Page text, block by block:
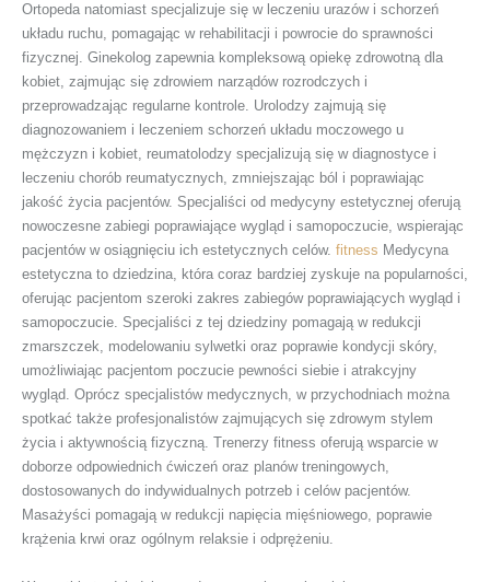
Ortopeda natomiast specjalizuje się w leczeniu urazów i schorzeń
układu ruchu, pomagając w rehabilitacji i powrocie do sprawności
fizycznej. Ginekolog zapewnia kompleksową opiekę zdrowotną dla
kobiet, zajmując się zdrowiem narządów rozrodczych i
przeprowadzając regularne kontrole. Urolodzy zajmują się
diagnozowaniem i leczeniem schorzeń układu moczowego u
mężczyzn i kobiet, reumatolodzy specjalizują się w diagnostyce i
leczeniu chorób reumatycznych, zmniejszając ból i poprawiając
jakość życia pacjentów. Specjaliści od medycyny estetycznej oferują
nowoczesne zabiegi poprawiające wygląd i samopoczucie, wspierając
pacjentów w osiągnięciu ich estetycznych celów. fitness Medycyna
estetyczna to dziedzina, która coraz bardziej zyskuje na popularności,
oferując pacjentom szeroki zakres zabiegów poprawiających wygląd i
samopoczucie. Specjaliści z tej dziedziny pomagają w redukcji
zmarszczek, modelowaniu sylwetki oraz poprawie kondycji skóry,
umożliwiając pacjentom poczucie pewności siebie i atrakcyjny
wygląd. Oprócz specjalistów medycznych, w przychodniach można
spotkać także profesjonalistów zajmujących się zdrowym stylem
życia i aktywnością fizyczną. Trenerzy fitness oferują wsparcie w
doborze odpowiednich ćwiczeń oraz planów treningowych,
dostosowanych do indywidualnych potrzeb i celów pacjentów.
Masażyści pomagają w redukcji napięcia mięśniowego, poprawie
krążenia krwi oraz ogólnym relaksie i odprężeniu.